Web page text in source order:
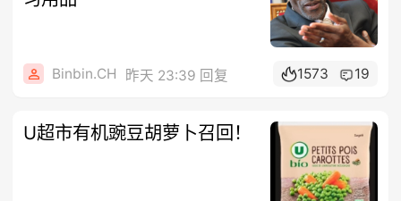
Binbin.CH 昨天 23:39 回复 1573 19
U超市有机豌豆胡萝卜召回！